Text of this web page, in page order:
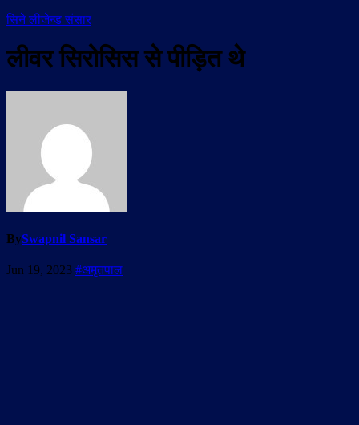
सिने लीजेन्ड संसार
लीवर सिरोसिस से पीड़ित थे
BySwapnil Sansar
Jun 19, 2023 #अमृतपाल